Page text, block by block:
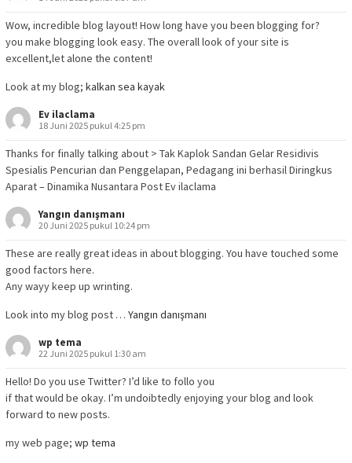
Wow, incredible blog layout! How long have you been blogging for?
you make blogging look easy. The overall look of your site is
excellent,let alone the content!
Look at my blog; kalkan sea kayak
Ev ilaclama
18 Juni 2025 pukul 4:25 pm
Thanks for finally talking about > Tak Kaplok Sandan Gelar Residivis
Spesialis Pencurian dan Penggelapan, Pedagang ini berhasil Diringkus
Aparat – Dinamika Nusantara Post Ev ilaclama
Yangın danışmanı
20 Juni 2025 pukul 10:24 pm
These are really great ideas in about blogging. You have touched some
good factors here.
Any wayy keep up wrinting.
Look into my blog post … Yangın danışmanı
wp tema
22 Juni 2025 pukul 1:30 am
Hello! Do you use Twitter? I’d like to follo you
if that would be okay. I’m undoibtedly enjoying your blog and look
forward to new posts.
my web page; wp tema